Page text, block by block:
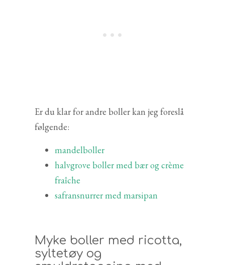
Er du klar for andre boller kan jeg foreslå
følgende:
mandelboller
halvgrove boller med bær og crème
fraîche
safransnurrer med marsipan
Myke boller med ricotta,
syltetøy og